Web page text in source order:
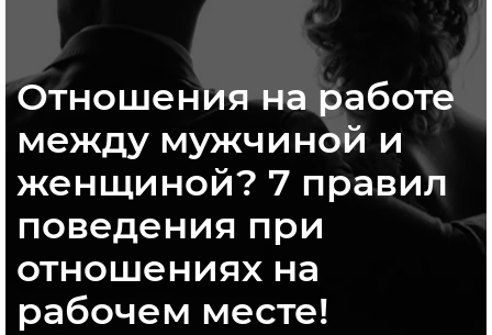
Отношения на работе
между мужчиной и
женщиной? 7 правил
поведения при
отношениях на
рабочем месте!